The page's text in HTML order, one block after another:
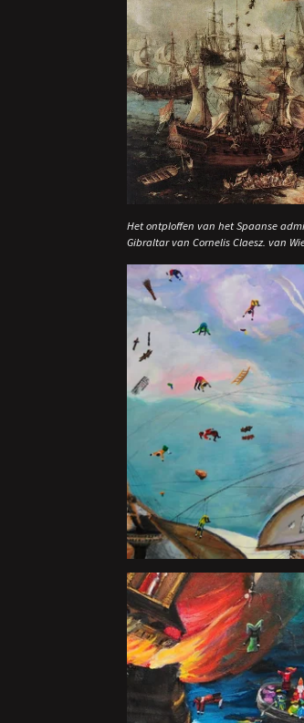
Het ontploffen van het Spaanse
Gibraltar van Cornelis Claesz. van